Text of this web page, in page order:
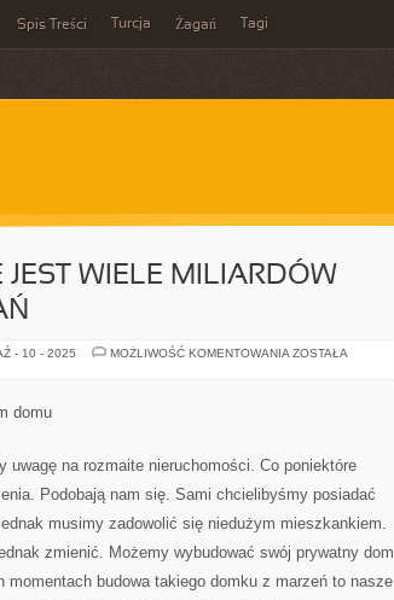
Spis Treści Turcja Żagań Tagi
WIELE MILIARDÓW
- 10 - 2025 MOŻLIWOŚĆ KOMENTOWANIA NA
ZOSTAŁA
domu
uwagę na rozmaite nieruchomości. Co poniektóre
Podobają nam się. Sami chcielibyśmy posiadać
musimy zadowolić się niedużym mieszkankiem.
zmienić. Możemy wybudować swój prywatny dom
momentach budowa takiego domku z marzeń to nasze